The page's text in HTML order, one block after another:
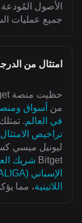
الأصول
جميع عمليات
امتثال من
من أسواق
في العالم.
تراخيص الامتثال
ليونيل ميسي
Bitget شريك
اللاتينية، مما